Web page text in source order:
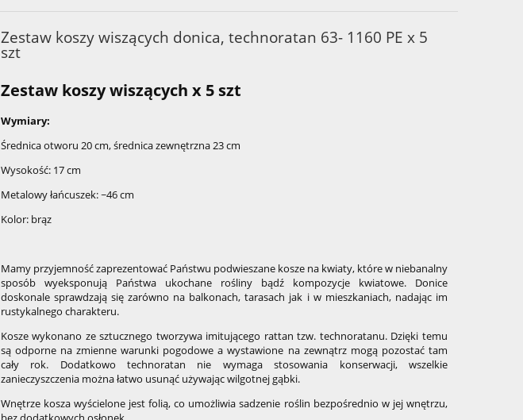
Zestaw koszy wiszących donica, technoratan 63- 1160 PE x 5
szt
Zestaw koszy wiszących x 5 szt
Wymiary:
Średnica otworu 20 cm, średnica zewnętrzna 23 cm
Wysokość: 17 cm
Metalowy łańcuszek: ~46 cm
Kolor: brąz
Mamy przyjemność zaprezentować Państwu podwieszane kosze na kwiaty, które w niebanalny
sposób wyeksponują Państwa ukochane rośliny bądź kompozycje kwiatowe. Donice
doskonale sprawdzają się zarówno na balkonach, tarasach jak i w mieszkaniach, nadając im
rustykalnego charakteru.
Kosze wykonano ze sztucznego tworzywa imitującego rattan tzw. technoratanu. Dzięki temu
są odporne na zmienne warunki pogodowe a wystawione na zewnątrz mogą pozostać tam
cały rok. Dodatkowo technoratan nie wymaga stosowania konserwacji, wszelkie
zanieczyszczenia można łatwo usunąć używając wilgotnej gąbki.
Wnętrze kosza wyścielone jest folią, co umożliwia sadzenie roślin bezpośrednio w jej wnętrzu,